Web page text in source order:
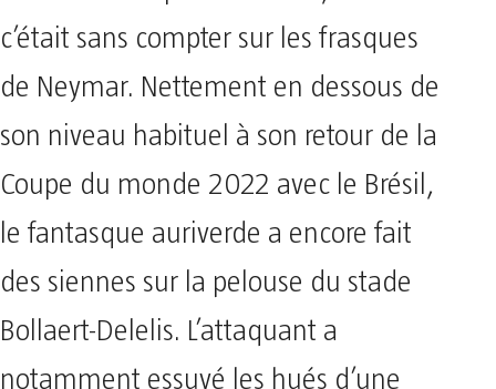
c’était sans compter sur les frasques
de Neymar. Nettement en dessous de
son niveau habituel à son retour de la
Coupe du monde 2022 avec le Brésil,
le fantasque auriverde a encore fait
des siennes sur la pelouse du stade
Bollaert-Delelis. L’attaquant a
notamment essuyé les hués d’une